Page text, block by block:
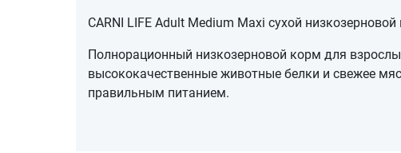
CARNI LIFE Adult Medium Maxi сухой
Полнорационный низкозерновой корм для
высококачественные животные белки и свежее
правильным питанием.